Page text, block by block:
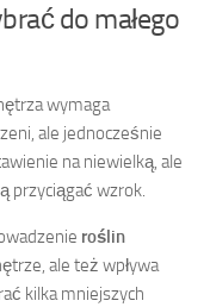
do małego
wymaga
ale jednocześnie
na niewielką, ale
przyciągać wzrok.
roślin
ale też wpływa
kilka mniejszych